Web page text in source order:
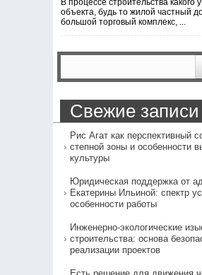
В процессе строительства какого
объекта, будь то жилой частный
большой торговый комплекс, ...
Свежие записи
Рис Агат как перспективный
степной зоны и особенности
культуры
Юридическая поддержка от
Екатерины Ильиной: спектр
особенности работы
Инженерно-экологические
строительства: основа
реализации проектов